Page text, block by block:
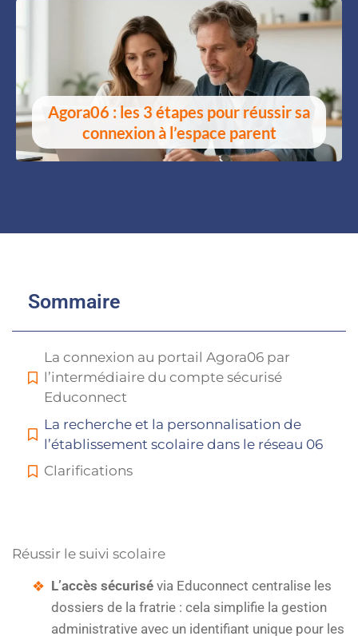
Agora06 : les 3 étapes pour réussir sa
connexion à l’espace parent
Sommaire
La connexion au portail Agora06 par
l’intermédiaire du compte sécurisé
Educonnect
La recherche et la personnalisation de
l’établissement scolaire dans le réseau 06
Clarifications
Réussir le suivi scolaire
L’accès sécurisé via Educonnect centralise les
dossiers de la fratrie : cela simplifie la gestion
administrative avec un identifiant unique pour les